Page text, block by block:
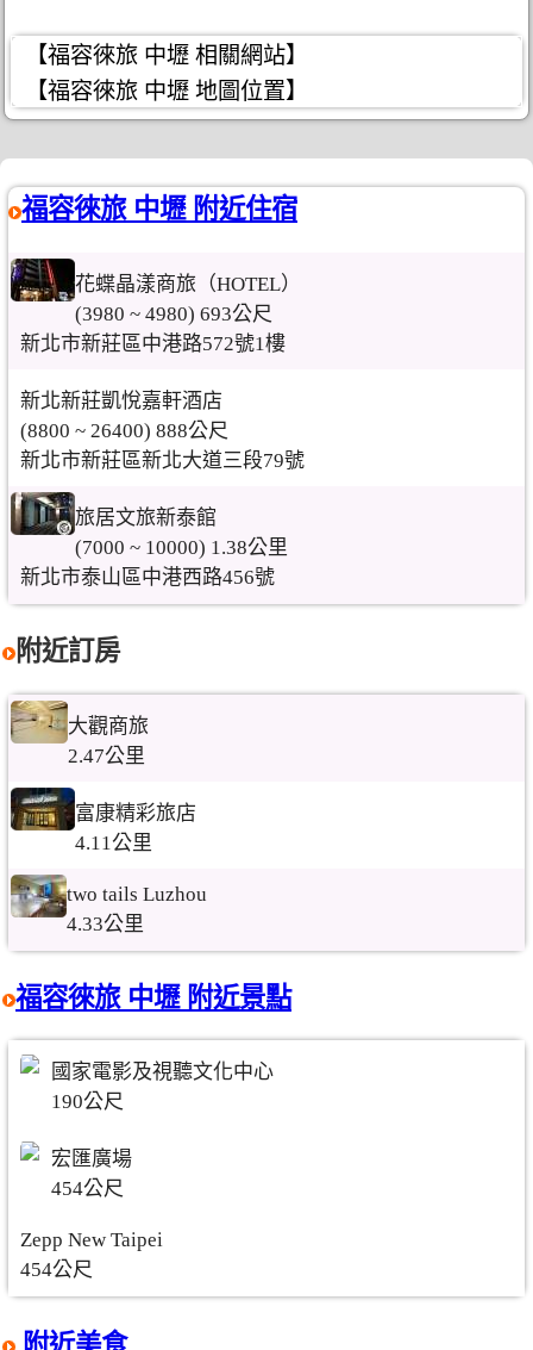
【福容徠旅 中壢 相關網站】
【福容徠旅 中壢 地圖位置】
福容徠旅 中壢 附近住宿
花蝶晶漾商旅（HOTEL）
(3980 ~ 4980) 693公尺
新北市新莊區中港路572號1樓
新北新莊凱悅嘉軒酒店
(8800 ~ 26400) 888公尺
新北市新莊區新北大道三段79號
旅居文旅新泰館
(7000 ~ 10000) 1.38公里
新北市泰山區中港西路456號
附近訂房
大觀商旅
2.47公里
富康精彩旅店
4.11公里
two tails Luzhou
4.33公里
福容徠旅 中壢 附近景點
國家電影及視聽文化中心
190公尺
宏匯廣場
454公尺
Zepp New Taipei
454公尺